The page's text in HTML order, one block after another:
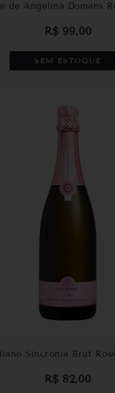
de Angelina Domans
R$99,00
SEM ESTOQUE
Sincronia Brut
R$ 82,00